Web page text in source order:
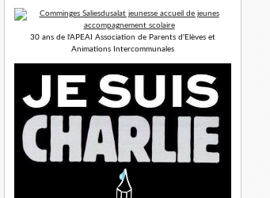
30 ans de l'APEAI Association de Parents d'Elèves et
Animations Intercommunales